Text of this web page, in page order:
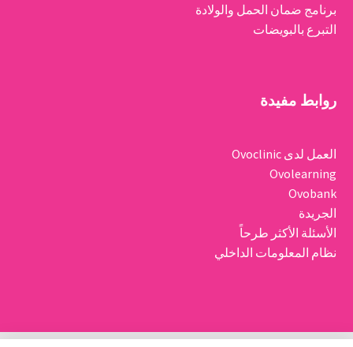
برنامج ضمان الحمل والولادة
التبرع بالبويضات
روابط مفيدة
العمل لدى Ovoclinic
Ovolearning
Ovobank
الجريدة
الأسئلة الأكثر طرحاً
نظام المعلومات الداخلي